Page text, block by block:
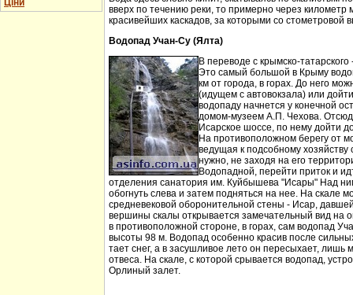
Ціни
вверх по течению реки, то примерно через километр
красивейших каскадов, за которыми со стометровой
Водопад Учан-Су (Ялта)
В переводе с крымско-
Это самый большой в Крыму
км от города, в горах. До него
(идущем с автовокзала) или
водопаду начнется у конечной
домом-музеем А.П. Чехова.
Исарское шоссе, по нему дойти
На противоположном берегу от
ведущая к подсобному
нужно, не заходя на его
Водопадной, перейти приток и
отделения санатория им. Куйбышева "Исары" Над
обогнуть слева и затем подняться на нее. На скале
средневековой оборонительной стены - Исар,
вершины скалы открывается замечательный вид на
в противоположной стороне, в горах, сам водопад
высоты 98 м. Водопад особенно красив после
тает снег, а в засушливое лето он пересыхает, лишь
отвеса. На скале, с которой срывается водопад,
Орлиный залет.